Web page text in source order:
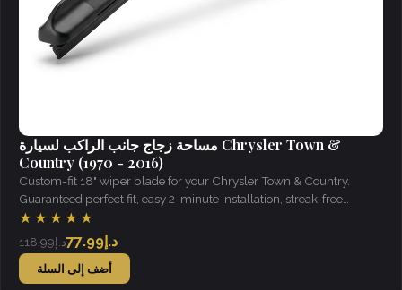
مساحة زجاج جانب الراكب لسيارة Chrysler Town &
Country (1970 - 2016)
Custom-fit 18" wiper blade for your Chrysler Town & Country.
Guaranteed perfect fit, easy 2-minute installation, streak-free
visibility in all weather.
★★★★★
د.إ118.99
د.إ77.99
أضف إلى السلة